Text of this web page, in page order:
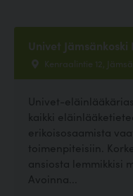
Univet
Kenraalintie 12, Jämsä
Univet-
kaikki
erikoisosaamista
toimenpiteisiin.
ansiosta lemmikkisi
Avoinna...